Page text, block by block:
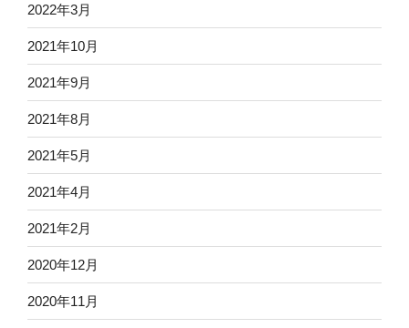
2022年3月
2021年10月
2021年9月
2021年8月
2021年5月
2021年4月
2021年2月
2020年12月
2020年11月